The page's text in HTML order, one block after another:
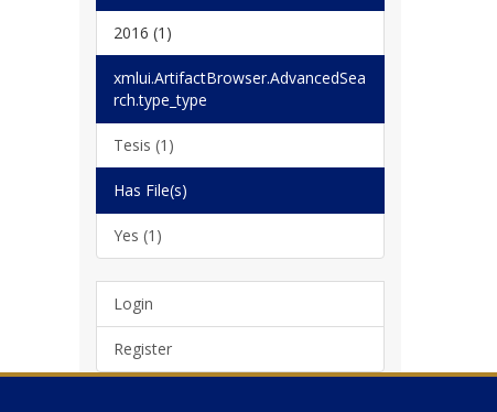
2016 (1)
xmlui.ArtifactBrowser.AdvancedSea
rch.type_type
Tesis (1)
Has File(s)
Yes (1)
Login
Register